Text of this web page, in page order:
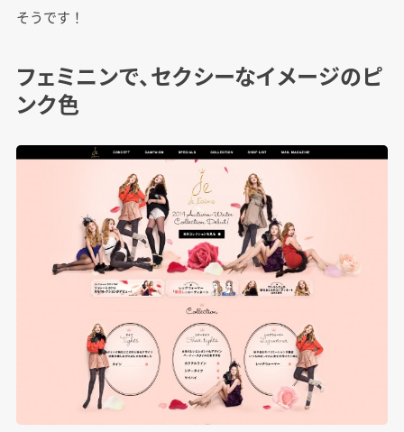
そうです！
フェミニンで、セクシーなイメージのピ
ンク色